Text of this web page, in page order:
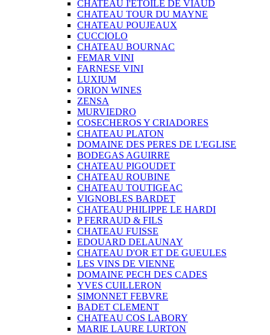
CHATEAU I'ETOILE DE VIAUD
CHATEAU TOUR DU MAYNE
CHATEAU POUJEAUX
CUCCIOLO
CHATEAU BOURNAC
FEMAR VINI
FARNESE VINI
LUXIUM
ORION WINES
ZENSA
MURVIEDRO
COSECHEROS Y CRIADORES
CHATEAU PLATON
DOMAINE DES PERES DE L'EGLISE
BODEGAS AGUIRRE
CHATEAU PIGOUDET
CHATEAU ROUBINE
CHATEAU TOUTIGEAC
VIGNOBLES BARDET
CHATEAU PHILIPPE LE HARDI
P FERRAUD & FILS
CHATEAU FUISSE
EDOUARD DELAUNAY
CHATEAU D'OR ET DE GUEULES
LES VINS DE VIENNE
DOMAINE PECH DES CADES
YVES CUILLERON
SIMONNET FEBVRE
BADET CLEMENT
CHATEAU COS LABORY
MARIE LAURE LURTON